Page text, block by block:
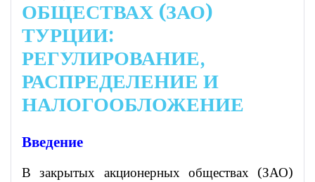
ОБЩЕСТВАХ (ЗАО)
ТУРЦИИ:
РЕГУЛИРОВАНИЕ,
РАСПРЕДЕЛЕНИЕ И
НАЛОГООБЛОЖЕНИЕ
Введение
В закрытых акционерных обществах (ЗАО)